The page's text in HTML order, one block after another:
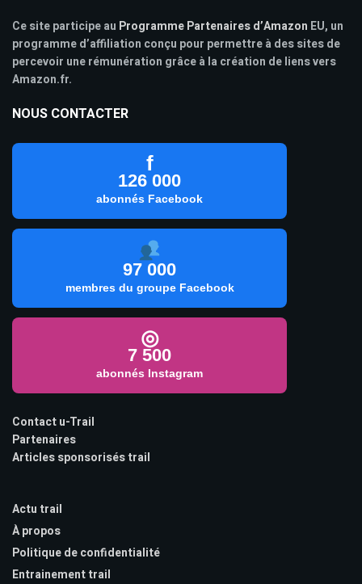
Ce site participe au Programme Partenaires d’Amazon EU, un
programme d’affiliation conçu pour permettre à des sites de
percevoir une rémunération grâce à la création de liens vers
Amazon.fr.
NOUS CONTACTER
f
126 000
abonnés Facebook
97 000
membres du groupe Facebook
◎
7 500
abonnés Instagram
Contact u-Trail
Partenaires
Articles sponsorisés trail
Actu trail
À propos
Politique de confidentialité
Entrainement trail